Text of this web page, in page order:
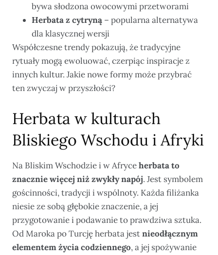
bywa słodzona owocowymi przetworami
Herbata z cytryną – popularna alternatywa
dla klasycznej wersji
Współczesne trendy pokazują, że tradycyjne
rytuały mogą ewoluować, czerpiąc inspiracje z
innych kultur. Jakie nowe formy może przybrać
ten zwyczaj w przyszłości?
Herbata w kulturach
Bliskiego Wschodu i Afryki
Na Bliskim Wschodzie i w Afryceherbata to
znacznie więcej niż zwykły napój. Jest symbolem
gościnności, tradycji i wspólnoty. Każda filiżanka
niesie ze sobą głębokie znaczenie, a jej
przygotowanie i podawanie to prawdziwa sztuka.
Od Maroka po Turcję herbata jestnieodłącznym
elementem życia codziennego, a jej spożywanie